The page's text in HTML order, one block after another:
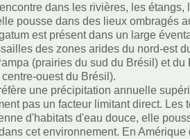
dans les rivières, les
pousse dans des lieux ombragés
est présent dans un large
des zones arides du nord-est
(prairies du sud du Brésil) et
ouest du Brésil).
une précipitation annuelle
pas un facteur limitant direct.
d'habitats d'eau douce, elle
cet environnement. En